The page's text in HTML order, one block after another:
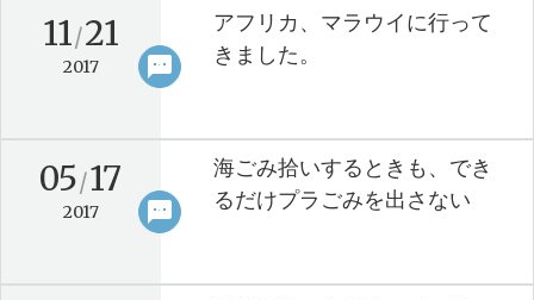
sms
11/21
2017
アフリカ、マラウイに行って
きました。
keyboard_arrow_right
sms
05/17
2017
海ごみ拾いするときも、でき
るだけプラごみを出さない
keyboard_arrow_right